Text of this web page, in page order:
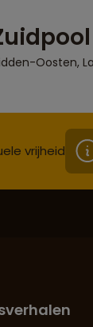
Oosten,
vrijheid